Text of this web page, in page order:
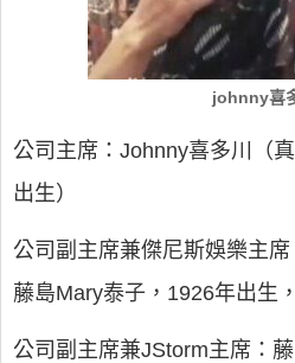
johnny喜
公司主席：Johnny喜多川（
出生）
公司副主席兼傑尼斯娛樂主
藤島Mary泰子，1926年出生
公司副主席兼JStorm主席：